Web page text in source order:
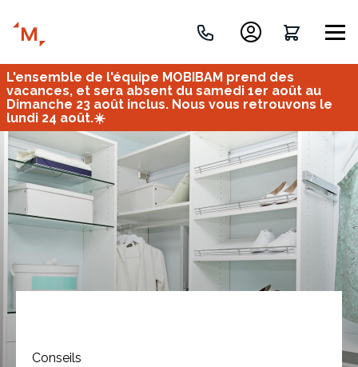
OU
Créez votre projet de A à Z
Imaginez et concevez un meuble 100% unique.
L'ensemble de l'équipe MOBIBAM prend des
vacances, et sera absent du samedi 1er août au
Dimanche 23 août inclus. Nous vous retrouvons le
lundi 24 août.☀️
Conseils